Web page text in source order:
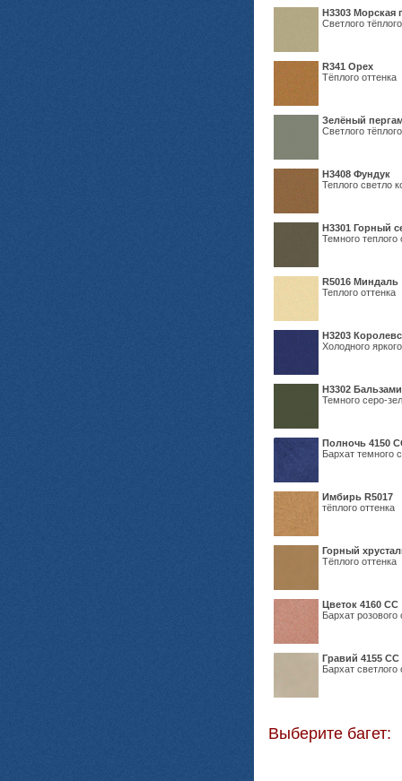
H3303 Морская
Светлого
R341 Орех
Тёплого оттенка
Зелёный
Светлого
Н3408 Фундук
Теплого светло
Н3301 Горный
Темного теплого
R5016 Миндаль
Теплого оттенка
Н3203
Холодного
Н3302
Темного серо-
Полночь 4150
Бархат темного
Имбирь R5017
тёплого оттенка
Горный
Тёплого оттенка
Цветок 4160 СС
Бархат розового
Гравий 4155 СС
Бархат светлого
Выберите багет: